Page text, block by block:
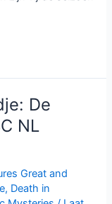
De
NL
Great and
, Death in